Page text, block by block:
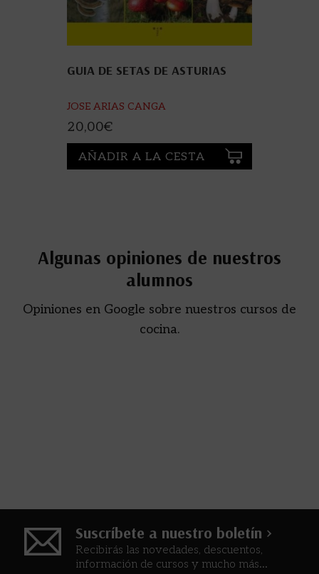
GUIA DE SETAS DE ASTURIAS
JOSE ARIAS CANGA
20,00€
AÑADIR A LA CESTA
Algunas opiniones de nuestros
alumnos
Opiniones en Google sobre nuestros cursos de
cocina.
Suscríbete a nuestro boletín >
Recibirás las novedades, descuentos,
información de cursos y mucho más...